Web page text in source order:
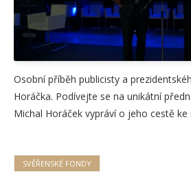
Osobní příběh publicisty a
Horáčka. Podívejte se na unikátní
Michal Horáček vypráví o jeho cestě
SVĚŘENSKÉ FONDY